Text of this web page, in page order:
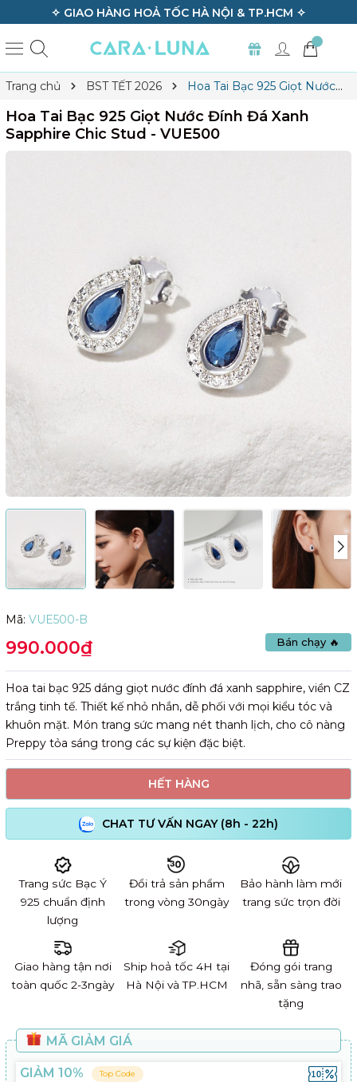
✧ GIAO HÀNG HOẢ TỐC HÀ NỘI & TP.HCM ✧
Trang chủ BST TẾT 2026
Hoa Tai Bạc 925 Giọt Nước
Hoa Tai Bạc 925 Giọt Nước Đính Đá Xanh
Sapphire Chic Stud - VUE500
Mã: VUE500-B
Bán chạy 🔥
990.000₫
Hoa tai bạc 925 dáng giọt nước đính đá xanh sapphire, viền CZ
trắng tinh tế. Thiết kế nhỏ nhắn, dễ phối với mọi kiểu tóc và
khuôn mặt. Món trang sức mang nét thanh lịch, cho cô nàng
Preppy tỏa sáng trong các sự kiện đặc biệt.
HẾT HÀNG
CHAT TƯ VẤN NGAY (8h - 22h)
Trang sức Bạc Ý
925 chuẩn định
lượng
Đổi trả sản phẩm
trong vòng 30ngày
Bảo hành làm mới
trang sức trọn đời
Giao hàng tận nơi
toàn quốc 2-3ngày
Ship hoả tốc 4H tại
Hà Nội và TP.HCM
Đóng gói trang
nhã, sẵn sàng trao
tặng
MÃ GIẢM GIÁ
GIẢM 10% Top Code